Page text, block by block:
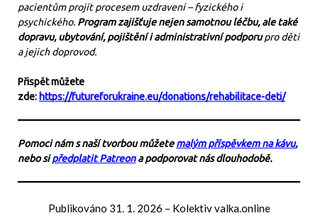
pacientům projít procesem uzdravení – fyzického i
psychického. Program zajišťuje nejen samotnou léčbu, ale také
dopravu, ubytování, pojištění i administrativní podporupro děti
a jejich doprovod.
Přispět můžete
zde: https://futureforukraine.eu/donations/rehabilitace-deti/
Pomoci nám s naší tvorbou můžetemalým příspěvkem na kávu,
nebo sipředplatit Patreona podporovat nás dlouhodobě.
Publikováno 31. 1. 2026 – Kolektiv valka.online